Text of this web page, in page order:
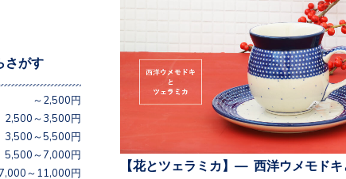
【花とツェラミカ】— 西洋ウメモド
さがす
～2,500円
2,500～3,500円
3,500～5,500円
5,500～7,000円
～11,000円